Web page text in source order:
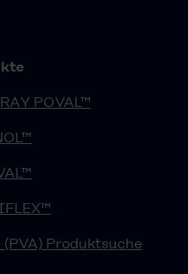
POVAL™
(PVA) Produktsuche